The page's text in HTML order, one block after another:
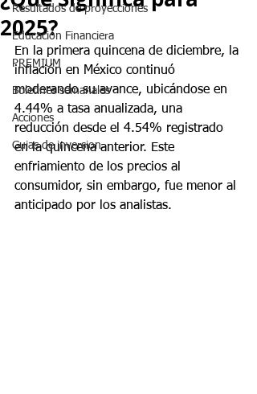
Resultados de proyecciones
Educación Financiera
PREMIUM
Boletines semanales
Acciones
Guias de inversion
2025?
En la primera quincena de diciembre, la
inflación en México continuó
moderando su avance, ubicándose en
4.44% a tasa anualizada, una
reducción desde el 4.54% registrado
en la quincena anterior. Este
enfriamiento de los precios al
consumidor, sin embargo, fue menor al
anticipado por los analistas.